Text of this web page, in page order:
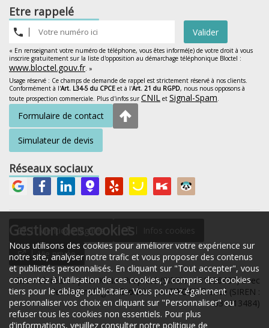
Gestion des cookies
Nous utilisons des cookies pour améliorer votre expérience sur
notre site, analyser notre trafic et vous proposer des contenus
et publicités personnalisés. En cliquant sur "Tout accepter", vous
consentez à l'utilisation de ces cookies, y compris des cookies
tiers pour le ciblage publicitaire. Vous pouvez également
personnaliser vos choix en cliquant sur "Personnaliser" ou
refuser tous les cookies non essentiels. Pour plus
d'informations, veuillez consulter notre politique de
Etre rappelé
Valider
« En renseignant votre numéro de téléphone, vous êtes informé(e) de votre droit à vous
inscrire gratuitement sur la liste d'opposition au démarchage téléphonique Bloctel :
www.bloctel.gouv.fr . »
Usage réservé : Ce champs de demande de rappel est strictement réservé à nos clients.
Conformément à l'Art. L34-5 du CPCE et à l'Art. 21 du RGPD, nous nous opposons à
toute prospection commerciale. Plus d'infos surCNIL et Signal-Spam
Formulaire de contact
Simulateur de devis
Réseaux sociaux
Mentions légales Infos cookies
Vie privée
Site web réalisé pour Kittim Propreté (SIREN : 951826437) avec
les technologiesEconeto parSWOAX France (SIREN :
831613484)